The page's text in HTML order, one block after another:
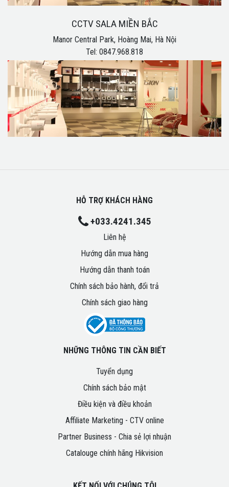
CCTV SALA MIỀN BẮC
Manor Central Park, Hoàng Mai, Hà Nội
Tel: 0847.968.818
HỖ TRỢ KHÁCH HÀNG
+033.4241.345
Liên hệ
Hướng dẫn mua hàng
Hướng dẫn thanh toán
Chính sách bảo hành, đổi trả
Chính sách giao hàng
NHỮNG THÔNG TIN CẦN BIẾT
Tuyển dụng
Chính sách bảo mật
Điều kiện và điều khoản
Affiliate Marketing - CTV online
Partner Business - Chia sẻ lợi nhuận
Catalouge chính hãng Hikvision